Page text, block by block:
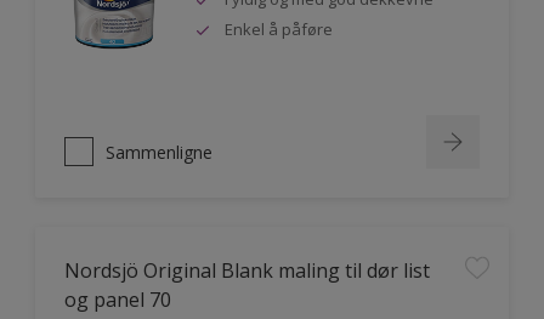
Enkel å påføre
Sammenligne
Nordsjö Original Blank maling til dør list
og panel 70